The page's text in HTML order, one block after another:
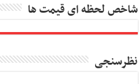
شاخص لحظه ای قیمت ها
نظرسنجی